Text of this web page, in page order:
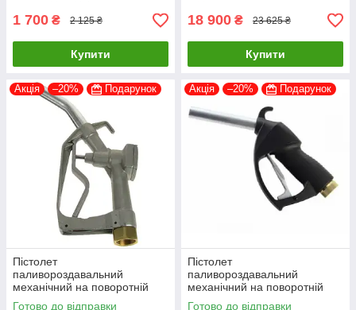
1 700 ₴ 2 125 ₴
Купити
18 900 ₴ 23 625 ₴
Купити
Акція –20% Подарунок
Пістолет
паливороздавальний
механічний на поворотній
муфті МХ60, 100 л/хв.
Готово до відправки
Акція –20% Подарунок
Пістолет
паливороздавальний
механічний на поворотній
муфті SELF 3000, 100 л/хв.
Готово до відправки